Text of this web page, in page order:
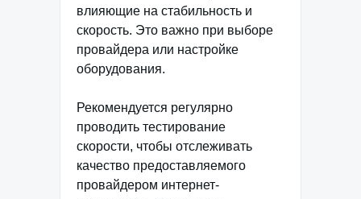
влияющие на стабильность и
скорость. Это важно при выборе
провайдера или настройке
оборудования.
Рекомендуется регулярно
проводить тестирование
скорости, чтобы отслеживать
качество предоставляемого
провайдером интернет-